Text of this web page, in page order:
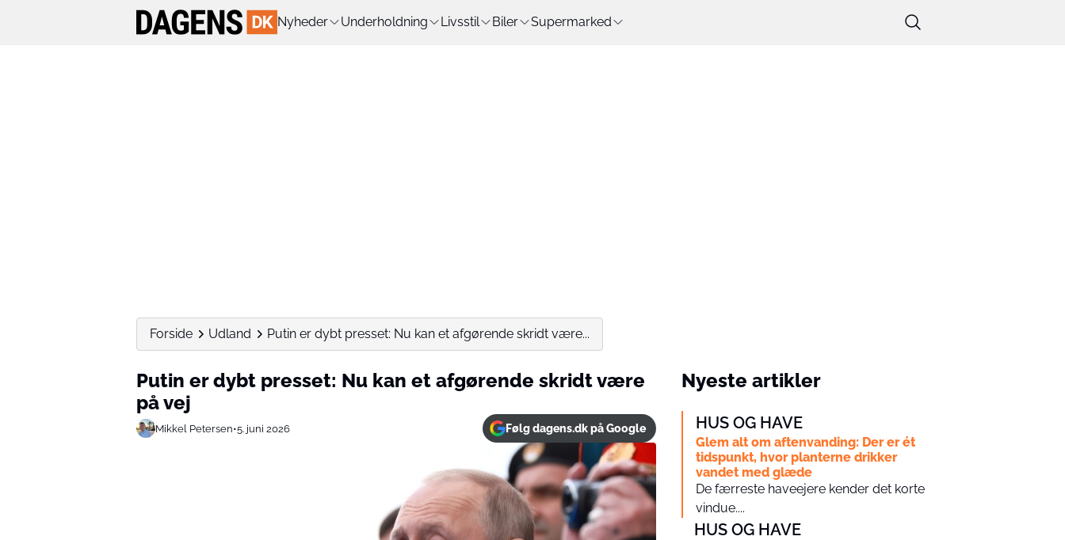
Nyheder Underholdning Livsstil Biler Supermarked
Forside Udland Putin er dybt presset: Nu kan et afgørende skridt være...
Putin er dybt presset: Nu kan et afgørende skridt være
på vej
Mikkel Petersen•5. juni 2026 Følg dagens.dk på Google
Nyeste artikler
HUS OG HAVE
Glem alt om aftenvanding: Der er ét
tidspunkt, hvor planterne drikker
vandet med glæde
De færreste haveejere kender det korte
vindue....
HUS OG HAVE